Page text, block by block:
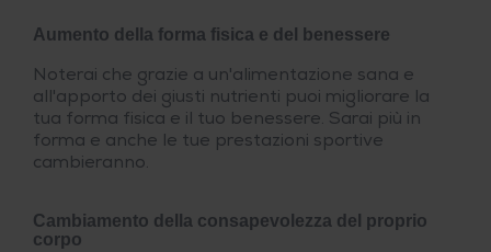
Aumento della forma fisica e del benessere
Noterai che grazie a un'alimentazione sana e
all'apporto dei giusti nutrienti puoi migliorare la
tua forma fisica e il tuo benessere. Sarai più in
forma e anche le tue prestazioni sportive
cambieranno.
Cambiamento della consapevolezza del proprio
corpo